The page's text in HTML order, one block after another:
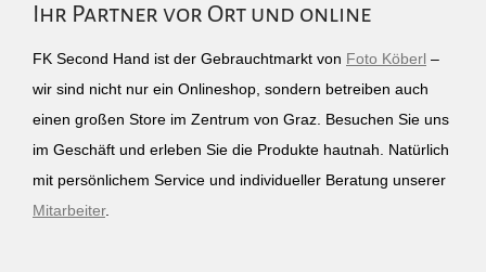
Ihr Partner vor Ort und online
FK Second Hand ist der Gebrauchtmarkt von Foto Köberl –
wir sind nicht nur ein Onlineshop, sondern betreiben auch
einen großen Store im Zentrum von Graz. Besuchen Sie uns
im Geschäft und erleben Sie die Produkte hautnah. Natürlich
mit persönlichem Service und individueller Beratung unserer
Mitarbeiter.